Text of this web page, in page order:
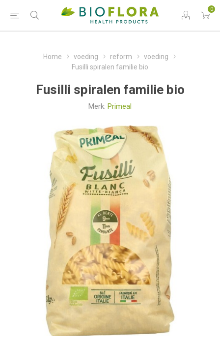
0
Home voeding reform
voeding
Fusilli spiralen familie bio
Fusilli spiralen familie bio
Merk: Primeal